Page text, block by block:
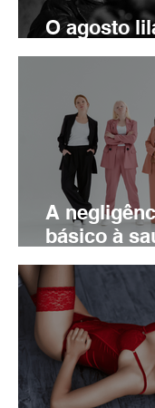
O agosto
da Lei
A
básico à
mulheres